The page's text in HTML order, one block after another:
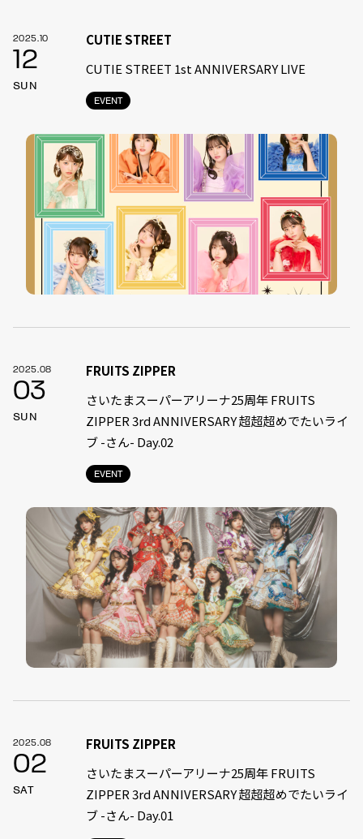
2025.10
12
SUN
EVENT
CUTIE STREET
CUTIE STREET 1st ANNIVERSARY LIVE
2025.08
03
SUN
EVENT
FRUITS ZIPPER
さいたまスーパーアリーナ25周年 FRUITS
ZIPPER 3rd ANNIVERSARY 超超超めでたいライ
ブ -さん- Day.02
2025.08
02
SAT
FRUITS ZIPPER
さいたまスーパーアリーナ25周年 FRUITS
ZIPPER 3rd ANNIVERSARY 超超超めでたいライ
ブ -さん- Day.01